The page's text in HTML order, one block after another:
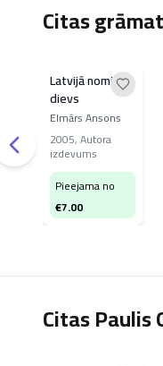
Citas
Latvijā nomirst
dievs
Elmārs Ansons
2005,Autora
izdevums
Pieejama no
€7.00
Citas Paulis